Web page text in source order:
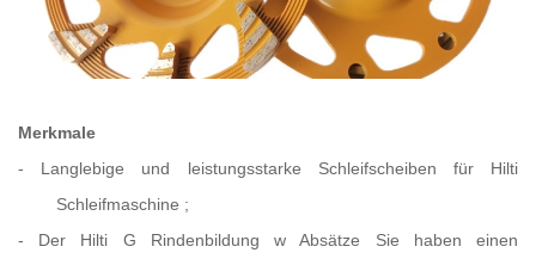
Merkmale
- Langlebige und leistungsstarke Schleifscheiben für Hilti
Schleifmaschine ;
- Der Hilti G RindenbildungwAbsätze Sie haben einen